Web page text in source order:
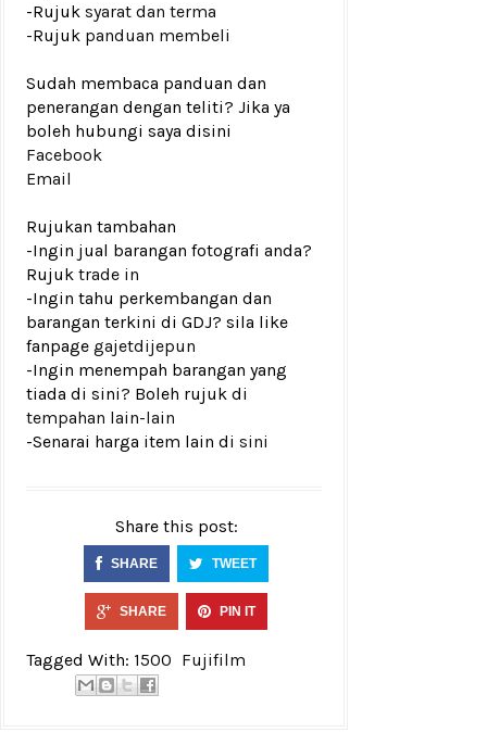
-Rujuk syarat dan terma
-Rujuk panduan membeli
Sudah membaca panduan dan
penerangan dengan teliti? Jika ya
boleh hubungi saya disini
Facebook
Email
Rujukan tambahan
-Ingin jual barangan fotografi anda?
Rujuk trade in
-Ingin tahu perkembangan dan
barangan terkini di GDJ? sila like
fanpage gajetdijepun
-Ingin menempah barangan yang
tiada di sini? Boleh rujuk di
tempahan lain-lain
-Senarai harga item lain di sini
Share this post:
SHARE TWEET
SHARE PIN IT
Tagged With: 1500 Fujifilm